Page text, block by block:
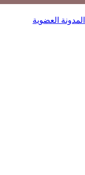
المدونة العضوية